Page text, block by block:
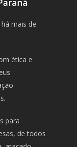
mais de
ética e
para
de todos